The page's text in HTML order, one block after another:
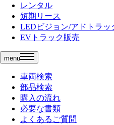
レンタル
短期リース
LEDビジョン/アドトラッ
EVトラック販売
menu
車両検索
部品検索
購入の流れ
必要な書類
よくあるご質問